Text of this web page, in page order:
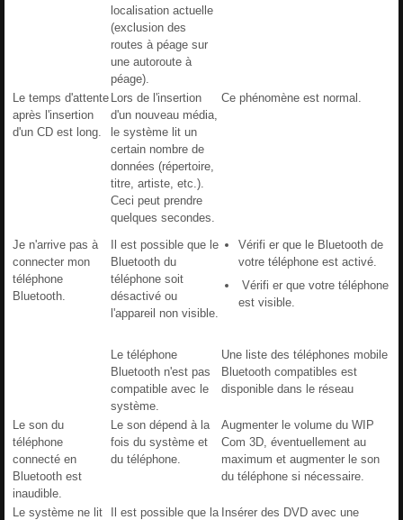
localisation actuelle
(exclusion des
routes à péage sur
une autoroute à
péage).
Le temps d'attente
après l'insertion
d'un CD est long.
Lors de l'insertion
d'un nouveau média,
le système lit un
certain nombre de
données (répertoire,
titre, artiste, etc.).
Ceci peut prendre
quelques secondes.
Ce phénomène est normal.
Je n'arrive pas à
connecter mon
téléphone
Bluetooth.
Il est possible que le
Bluetooth du
téléphone soit
désactivé ou
l'appareil non visible.
Vérifi er que le Bluetooth de
votre téléphone est activé.
Vérifi er que votre téléphone
est visible.
Le téléphone
Bluetooth n'est pas
compatible avec le
système.
Une liste des téléphones mobile
Bluetooth compatibles est
disponible dans le réseau
Le son du
téléphone
connecté en
Bluetooth est
inaudible.
Le son dépend à la
fois du système et
du téléphone.
Augmenter le volume du WIP
Com 3D, éventuellement au
maximum et augmenter le son
du téléphone si nécessaire.
Le système ne lit
Il est possible que la Insérer des DVD avec une